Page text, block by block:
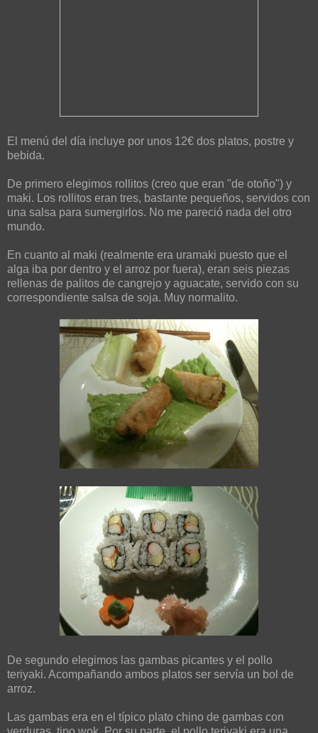
El menú del día incluye por unos 12€ dos platos, postre y
bebida.
De primero elegimos rollitos (creo que eran "de otoño") y
maki. Los rollitos eran tres, bastante pequeños, servidos con
una salsa para sumergirlos. No me pareció nada del otro
mundo.
En cuanto al maki (realmente era uramaki puesto que el
alga iba por dentro y el arroz por fuera), eran seis piezas
rellenas de palitos de cangrejo y aguacate, servido con su
correspondiente salsa de soja. Muy normalito.
De segundo elegimos las gambas picantes y el pollo
teriyaki. Acompañando ambos platos ser servía un bol de
arroz.
Las gambas era en el típico plato chino de gambas con